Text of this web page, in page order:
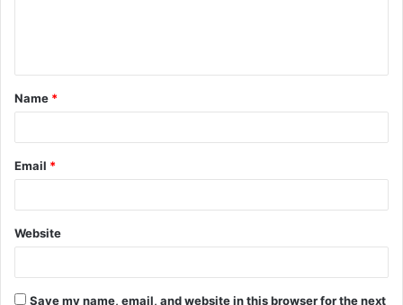
Name *
Email *
Website
Save my name, email, and website in this browser for the next